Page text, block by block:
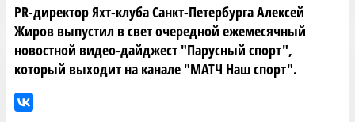
PR-директор Яхт-клуба Санкт-Петербурга Алексей
Жиров выпустил в свет очередной ежемесячный
новостной видео-дайджест "Парусный спорт",
который выходит на канале "МАТЧ Наш спорт".